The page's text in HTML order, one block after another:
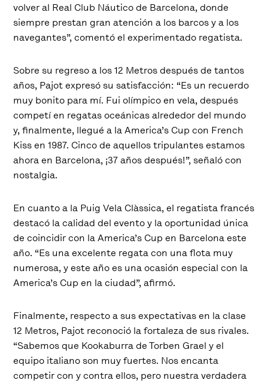
volver al Real Club Náutico de Barcelona, donde
siempre prestan gran atención a los barcos y a los
navegantes”, comentó el experimentado regatista.
Sobre su regreso a los 12 Metros después de tantos
años, Pajot expresó su satisfacción: “Es un recuerdo
muy bonito para mí. Fui olímpico en vela, después
competí en regatas oceánicas alrededor del mundo
y, finalmente, llegué a la America’s Cup con French
Kiss en 1987. Cinco de aquellos tripulantes estamos
ahora en Barcelona, ¡37 años después!”, señaló con
nostalgia.
En cuanto a la Puig Vela Clàssica, el regatista francés
destacó la calidad del evento y la oportunidad única
de coincidir con la America’s Cup en Barcelona este
año. “Es una excelente regata con una flota muy
numerosa, y este año es una ocasión especial con la
America’s Cup en la ciudad”, afirmó.
Finalmente, respecto a sus expectativas en la clase
12 Metros, Pajot reconoció la fortaleza de sus rivales.
“Sabemos que Kookaburra de Torben Grael y el
equipo italiano son muy fuertes. Nos encanta
competir con y contra ellos, pero nuestra verdadera